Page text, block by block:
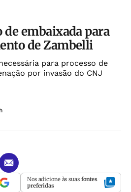
de embaixada para
de Zambelli
para processo de
por invasão do CNJ
Nos adicione às suas fontes
preferidas